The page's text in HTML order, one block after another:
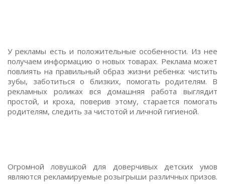
У рекламы есть и положительные особенности. Из нее
получаем информацию о новых товарах. Реклама может
повлиять на правильный образ жизни ребенка: чистить
зубы, заботиться о близких, помогать родителям. В
рекламных роликах вся домашняя работа выглядит
простой, и кроха, поверив этому, старается помогать
родителям, следить за чистотой и личной гигиеной.
Огромной ловушкой для доверчивых детских умов
являются рекламируемые розыгрыши различных призов.